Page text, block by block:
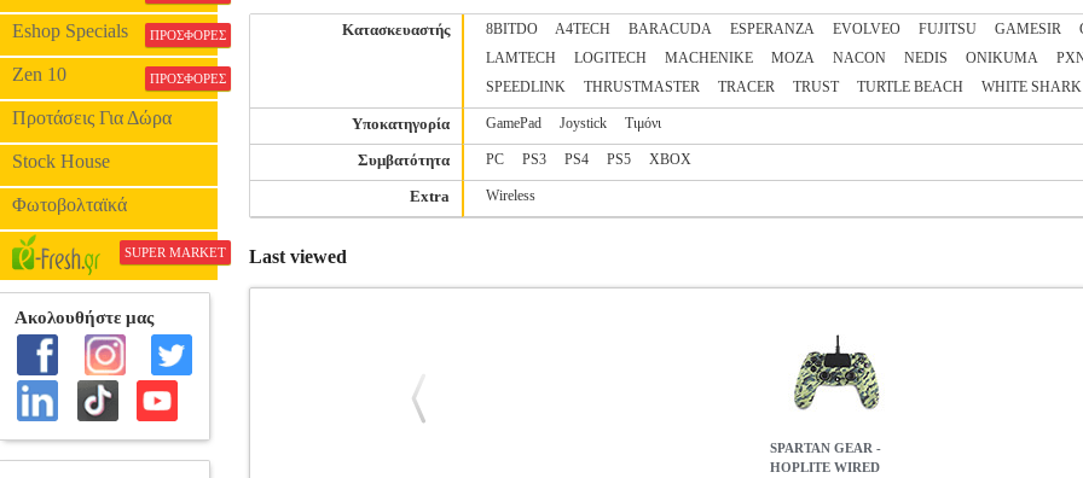
Eshop Specials ΠΡΟΣΦΟΡΕΣ
Zen 10 ΠΡΟΣΦΟΡΕΣ
Προτάσεις Για Δώρα
Stock House
Φωτοβολταϊκά
SUPER MARKET
Κατασκευαστής 8BITDO A4TECH BARACUDA ESPERANZA EVOLVEO FUJITSU GAMESIR
LAMTECH
LOGITECH MACHENIKE MOZA NACON NEDIS ONIKUMA
SPEEDLINK
THRUSTMASTER TRACER TRUST TURTLE BEACH WHITE SHARK
Υποκατηγορία GamePad Joystick Τιμόνι
Συμβατότητα PC PS3 PS4 PS5 XBOX
Extra Wireless
Last viewed
SPARTAN GEAR -
HOPLITE WIRED